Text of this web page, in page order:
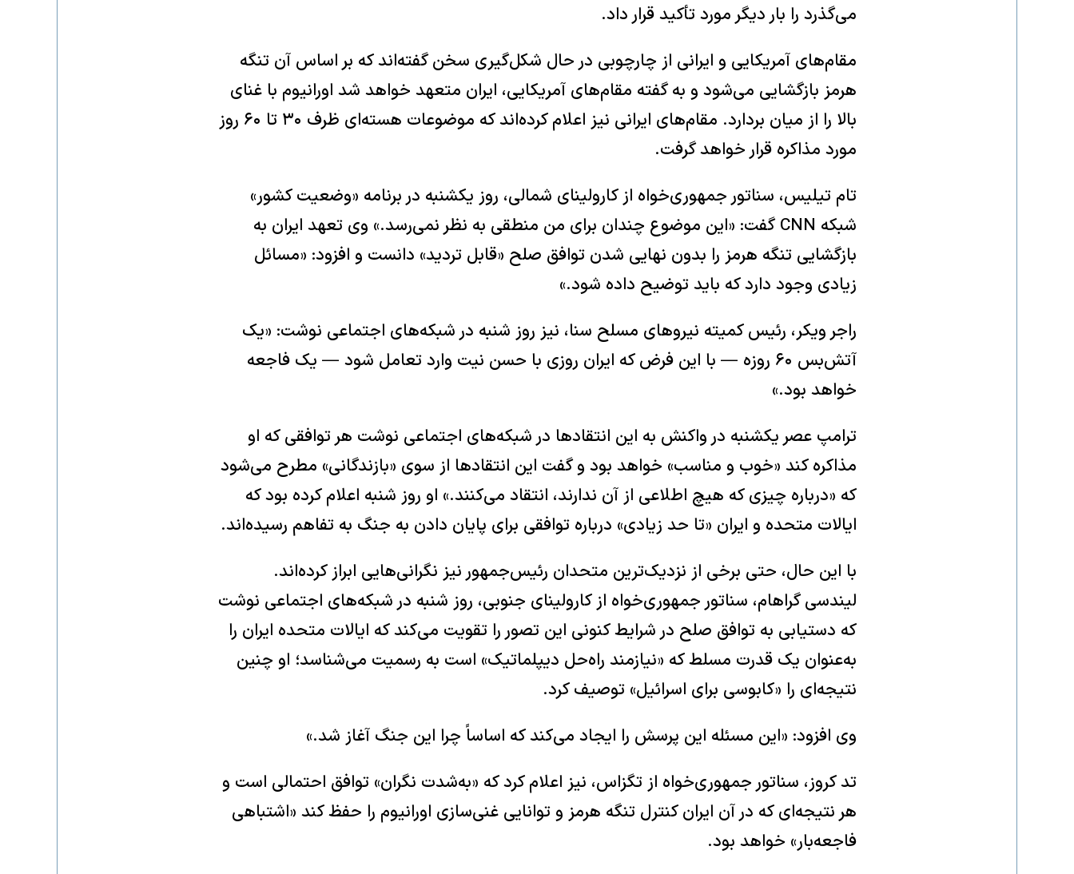
می‌گذرد را بار دیگر مورد تأکید قرار داد.
مقام‌های آمریکایی و ایرانی از چارچوبی در حال شکل‌گیری سخن گفته‌اند که بر اساس آن تنگه
هرمز بازگشایی می‌شود و به گفته مقام‌های آمریکایی، ایران متعهد خواهد شد اورانیوم با غنای
بالا را از میان بردارد. مقام‌های ایرانی نیز اعلام کرده‌اند که موضوعات هسته‌ای ظرف ۳۰ تا ۶۰ روز
مورد مذاکره قرار خواهد گرفت.
تام تیلیس، سناتور جمهوری‌خواه از کارولینای شمالی، روز یکشنبه در برنامه «وضعیت کشور»
شبکه CNN گفت: «این موضوع چندان برای من منطقی به نظر نمی‌رسد.» وی تعهد ایران به
بازگشایی تنگه هرمز را بدون نهایی شدن توافق صلح «قابل تردید» دانست و افزود: «مسائل
زیادی وجود دارد که باید توضیح داده شود.»
راجر ویکر، رئیس کمیته نیروهای مسلح سنا، نیز روز شنبه در شبکه‌های اجتماعی نوشت: «یک
آتش‌بس ۶۰ روزه — با این فرض که ایران روزی با حسن نیت وارد تعامل شود — یک فاجعه
خواهد بود.»
ترامپ عصر یکشنبه در واکنش به این انتقادها در شبکه‌های اجتماعی نوشت هر توافقی که او
مذاکره کند «خوب و مناسب» خواهد بود و گفت این انتقادها از سوی «بازندگانی» مطرح می‌شود
که «درباره چیزی که هیچ اطلاعی از آن ندارند، انتقاد می‌کنند.» او روز شنبه اعلام کرده بود که
ایالات متحده و ایران «تا حد زیادی» درباره توافقی برای پایان دادن به جنگ به تفاهم رسیده‌اند.
با این حال، حتی برخی از نزدیک‌ترین متحدان رئیس‌جمهور نیز نگرانی‌هایی ابراز کرده‌اند.
لیندسی گراهام، سناتور جمهوری‌خواه از کارولینای جنوبی، روز شنبه در شبکه‌های اجتماعی نوشت
که دستیابی به توافق صلح در شرایط کنونی این تصور را تقویت می‌کند که ایالات متحده ایران را
به‌عنوان یک قدرت مسلط که «نیازمند راه‌حل دیپلماتیک» است به رسمیت می‌شناسد؛ او چنین
نتیجه‌ای را «کابوسی برای اسرائیل» توصیف کرد.
وی افزود: «این مسئله این پرسش را ایجاد می‌کند که اساساً چرا این جنگ آغاز شد.»
تد کروز، سناتور جمهوری‌خواه از تگزاس، نیز اعلام کرد که «به‌شدت نگران» توافق احتمالی است و
هر نتیجه‌ای که در آن ایران کنترل تنگه هرمز و توانایی غنی‌سازی اورانیوم را حفظ کند «اشتباهی
فاجعه‌بار» خواهد بود.